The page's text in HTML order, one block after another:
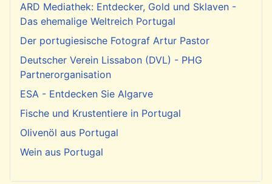
ARD Mediathek: Entdecker, Gold und Sklaven -
Das ehemalige Weltreich Portugal
Der portugiesische Fotograf Artur Pastor
Deutscher Verein Lissabon (DVL) - PHG
Partnerorganisation
ESA - Entdecken Sie Algarve
Fische und Krustentiere in Portugal
Olivenöl aus Portugal
Wein aus Portugal